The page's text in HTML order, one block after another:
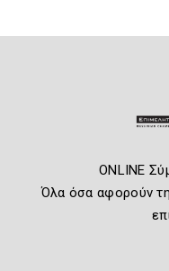
ONLINE
Όλα όσα αφορούν